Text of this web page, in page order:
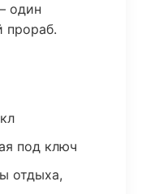
один
прораб.
под ключ
отдыха,